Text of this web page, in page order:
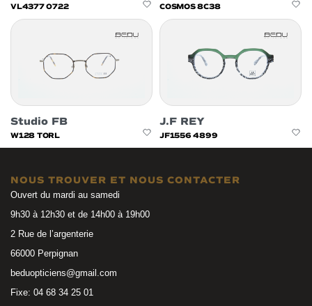
VL4377 0722 COSMOS 8C38
Studio FB
W128 TORL
J.F REY
JF1556 4899
NOUS TROUVER ET NOUS CONTACTER
Ouvert du mardi au samedi
9h30 à 12h30 et de 14h00 à 19h00
2 Rue de l’argenterie
66000 Perpignan
beduopticiens@gmail.com
Fixe: 04 68 34 25 01